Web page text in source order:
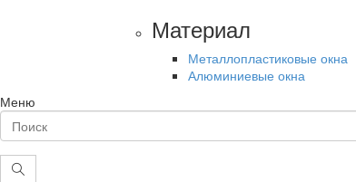
Материал
Металлопластиковые окна
Алюминиевые окна
Меню